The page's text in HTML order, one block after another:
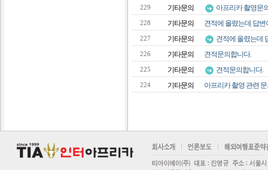
229 기타문의 아프리카 촬영문
228 기타문의 견적에 올렸는데 답변
227 기타문의 견적에 올렸는데
226 기타문의 견적문의합니다.
225 기타문의 견적문의합니다.
224 기타문의 아프리카 촬영 관련